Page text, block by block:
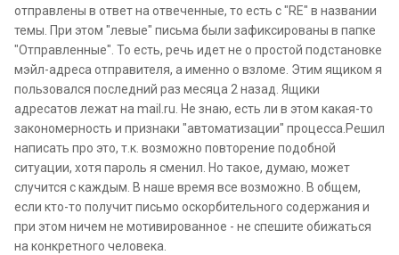
отправлены в ответ на отвеченные, то есть с "RE" в названии
темы. При этом "левые" письма были зафиксированы в папке
"Отправленные". То есть, речь идет не о простой подстановке
мэйл-адреса отправителя, а именно о взломе. Этим ящиком я
пользовался последний раз месяца 2 назад. Ящики
адресатов лежат на mail.ru. Не знаю, есть ли в этом какая-то
закономерность и признаки "автоматизации" процесса.Решил
написать про это, т.к. возможно повторение подобной
ситуации, хотя пароль я сменил. Но такое, думаю, может
случится с каждым. В наше время все возможно. В общем,
если кто-то получит письмо оскорбительного содержания и
при этом ничем не мотивированное - не спешите обижаться
на конкретного человека.